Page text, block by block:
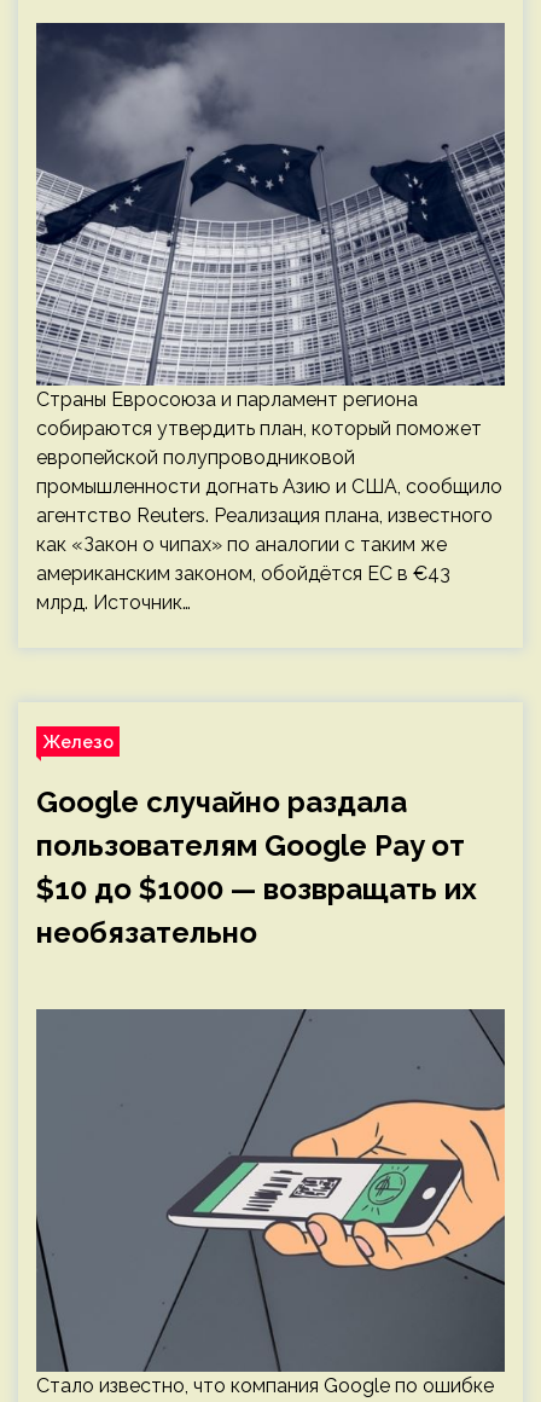
Страны Евросоюза и парламент региона
собираются утвердить план, который поможет
европейской полупроводниковой
промышленности догнать Азию и США, сообщило
агентство Reuters. Реализация плана, известного
как «Закон о чипах» по аналогии с таким же
американским законом, обойдётся ЕС в €43
млрд. Источник…
Железо
Google случайно раздала
пользователям Google Pay от
$10 до $1000 — возвращать их
необязательно
Стало известно, что компания Google по ошибке